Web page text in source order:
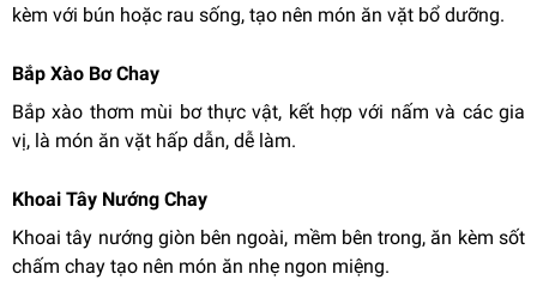
kèm với bún hoặc rau sống, tạo nên món ăn vặt bổ dưỡng.
Bắp Xào Bơ Chay
Bắp xào thơm mùi bơ thực vật, kết hợp với nấm và các gia
vị, là món ăn vặt hấp dẫn, dễ làm.
Khoai Tây Nướng Chay
Khoai tây nướng giòn bên ngoài, mềm bên trong, ăn kèm sốt
chấm chay tạo nên món ăn nhẹ ngon miệng.